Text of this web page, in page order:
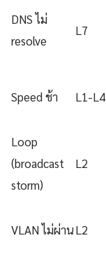
DNS ไม่
resolve
L7
Speed ช้า L1-L4
Loop
(broadcast
storm)
L2
VLAN ไม่ผ่านL2